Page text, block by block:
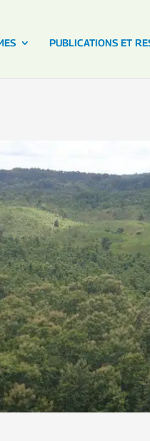
PUBLICATIONS ET